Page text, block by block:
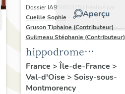
Aperçu
Dossier IA95000375 | Réalisé par
Cueille Sophie
Gruson Tiphaine (Contributeur)
Guilmeau Stéphanie (Contributeur)
hippodrome
d'Enghien
France > Île-de-France >
Val-d'Oise > Soisy-sous-
Montmorency